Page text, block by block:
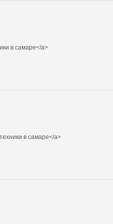
в самаре</a>
в самаре</a>